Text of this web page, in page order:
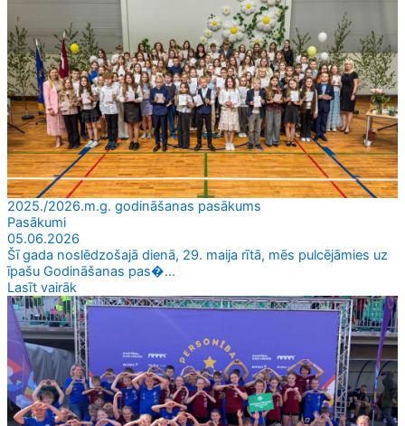
2025./2026.m.g. godināšanas pasākums
Pasākumi
05.06.2026
Šī gada noslēdzošajā dienā, 29. maija rītā, mēs pulcējāmies uz
īpašu Godināšanas pas�...
Lasīt vairāk